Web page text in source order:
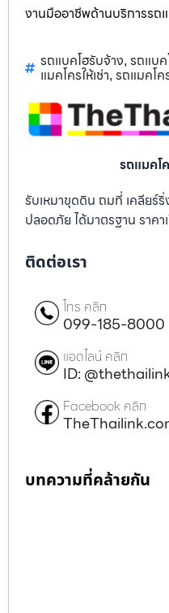
งานมืออาชีพด้านบริการรถ
รถแบคโฮรับจ้าง, รถแบค
แมคโครให้เช่า, รถแมคโค
รถแมคโ
รับเหมาขุดดิน ถมที่ เคลียร์
ปลอดภัย ได้มาตรฐาน ราค
ติดต่อเรา
โทร คลิก
099-185-8000
แอดไลน์ คลิก
ID:
Facebook คลิก
บทความที่คล้ายกัน